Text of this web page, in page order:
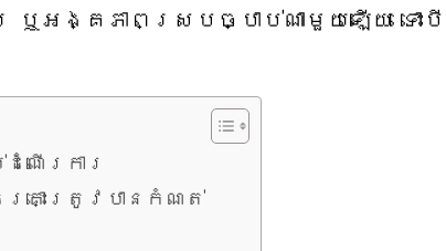
ង្គភាពស្របច្បាប់ណាមួយឡើយ ទោះបីជ
ណើរការ
រោះត្រូវបានកំណត់